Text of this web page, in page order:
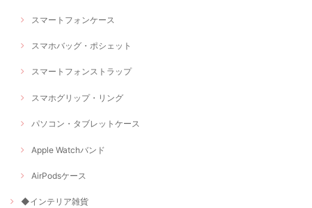
スマートフォンケース
スマホバッグ・ポシェット
スマートフォンストラップ
スマホグリップ・リング
パソコン・タブレットケース
Apple Watchバンド
AirPodsケース
◆インテリア雑貨